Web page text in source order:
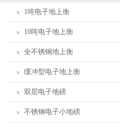
1吨电子地上衡
10吨电子地上衡
全不锈钢地上衡
缓冲型电子地上衡
双层电子地磅
不锈钢电子小地磅